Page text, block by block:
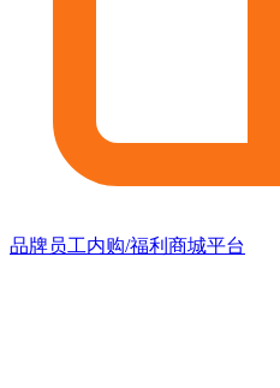
品牌员工内购/福利商城平台